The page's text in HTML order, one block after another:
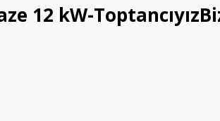
12 kW-